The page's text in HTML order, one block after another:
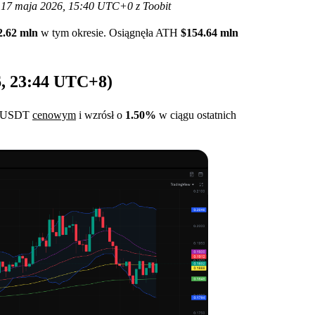
maja 2026, 15:40 UTC+0 z Toobit
mln w tym okresie. Osiągnęła ATH $154.64 mln
23:44 UTC+8)
cenowym i wzrósł o 1.50% w ciągu ostatnich